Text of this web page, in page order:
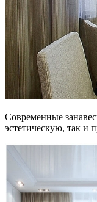
Современные
эстетическую, так и